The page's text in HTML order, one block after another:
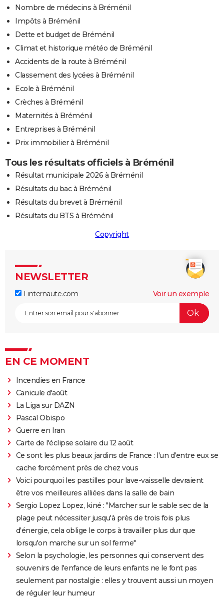
Nombre de médecins à Bréménil
Impôts à Bréménil
Dette et budget de Bréménil
Climat et historique météo de Bréménil
Accidents de la route à Bréménil
Classement des lycées à Bréménil
Ecole à Bréménil
Crèches à Bréménil
Maternités à Bréménil
Entreprises à Bréménil
Prix immobilier à Bréménil
Tous les résultats officiels à Bréménil
Résultat municipale 2026 à Bréménil
Résultats du bac à Bréménil
Résultats du brevet à Bréménil
Résultats du BTS à Bréménil
Copyright
NEWSLETTER
Linternaute.com Voir un exemple
EN CE MOMENT
Incendies en France
Canicule d'août
La Liga sur DAZN
Pascal Obispo
Guerre en Iran
Carte de l'éclipse solaire du 12 août
Ce sont les plus beaux jardins de France : l'un d'entre eux se
cache forcément près de chez vous
Voici pourquoi les pastilles pour lave-vaisselle devraient
être vos meilleures alliées dans la salle de bain
Sergio Lopez Lopez, kiné : "Marcher sur le sable sec de la
plage peut nécessiter jusqu'à près de trois fois plus
d'énergie, cela oblige le corps à travailler plus dur que
lorsqu'on marche sur un sol ferme"
Selon la psychologie, les personnes qui conservent des
souvenirs de l'enfance de leurs enfants ne le font pas
seulement par nostalgie : elles y trouvent aussi un moyen
de réguler leur humeur